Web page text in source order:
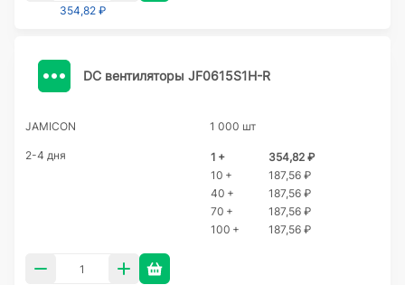
354,82 ₽
DC вентиляторы JF0615S1H-R
JAMICON 1 000 шт
2-4 дня 1 +
354,82 ₽
10 +
187,56 ₽
40 +
187,56 ₽
70 +
187,56 ₽
100 +
187,56 ₽